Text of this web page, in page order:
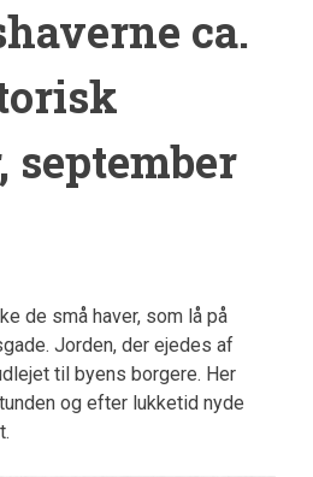
ca.
september
de små haver, som lå på
Jorden, der ejedes af
til byens borgere. Her
og efter lukketid nyde